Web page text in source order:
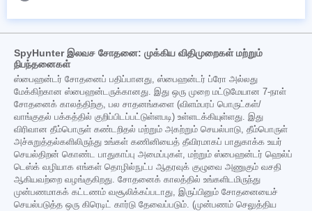
SpyHunter இலவச சோதனை: முக்கிய விதிமுறைகள் மற்றும்
நிபந்தனைகள்
ஸ்பைஹன்டர் சோதனைப் பதிப்பானது, ஸ்பைஹன்டர் ப்ரோ அல்லது
மேக்கிற்கான ஸ்பைஹன்டருக்கானது. இது ஒரு முறை மட்டுமேயான 7-நாள்
சோதனைக் காலத்திற்கு, பல சாதனங்களை (விளம்பரப் பொருட்கள்/
வாங்குதல் பக்கத்தில் குறிப்பிடப்பட்டுள்ளபடி) உள்ளடக்கியுள்ளது. இது
விரிவான தீம்பொருள் கண்டறிதல் மற்றும் அகற்றும் செயல்பாடு, தீம்பொருள்
அச்சுறுத்தல்களிலிருந்து உங்கள் கணினியைத் தீவிரமாகப் பாதுகாக்க உயர்
செயல்திறன் கொண்ட பாதுகாப்பு அமைப்புகள், மற்றும் ஸ்பைஹன்டர் ஹெல்ப்
டெஸ்க் வழியாக எங்கள் தொழில்நுட்ப ஆதரவுக் குழுவை அணுகும் வசதி
ஆகியவற்றை வழங்குகிறது. சோதனைக் காலத்தில் உங்களிடமிருந்து
முன்பணமாகக் கட்டணம் வசூலிக்கப்படாது, இருப்பினும் சோதனையைச்
செயல்படுத்த ஒரு கிரெடிட் கார்டு தேவைப்படும். (முன்பணம் செலுத்திய